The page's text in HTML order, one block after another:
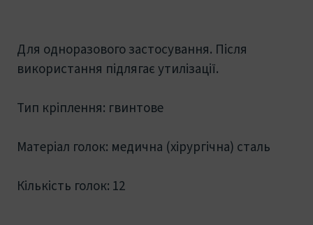
Для одноразового застосування. Після
використання підлягає утилізації.
Тип кріплення: гвинтове
Матеріал голок: медична (хірургічна) сталь
Кількість голок: 12